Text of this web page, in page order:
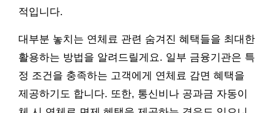
적입니다.
대부분 놓치는 연체료 관련 숨겨진 혜택들을 최대한
활용하는 방법을 알려드릴게요. 일부 금융기관은 특
정 조건을 충족하는 고객에게 연체료 감면 혜택을
제공하기도 합니다. 또한, 통신비나 공과금 자동이